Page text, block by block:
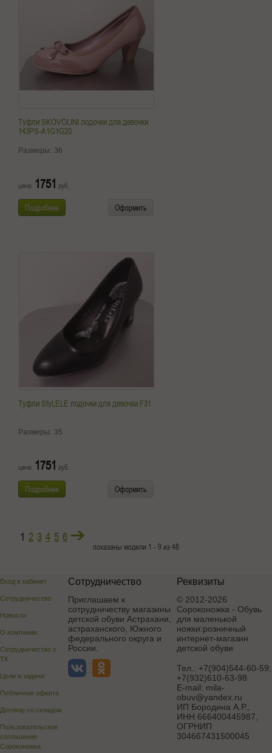
Туфли SKOVOLINI лодочки для девочки
143PS-A1G1G20
Размеры: 36
цена: 1751 руб.
Подробнее Оформить
Туфли StyLELE лодочки для девочки F31
Размеры: 35
цена: 1751 руб.
Подробнее Оформить
1 2 3 4 5 6
показаны модели 1 - 9 из 48
Вход в кабинет
Сотрудничество
Новости
О компании
Сотрудничество с
ТК
Цели и задачи
Публичная оферта
Договор со складом
Пользовательское
соглашение
Сороконожка
Сотрудничество
Приглашаем к
сотрудничеству магазины
детской обуви Астрахани,
астраханского, Южного
федерального округа и
России.
Реквизиты
© 2012-2026
Сороконожка - Обувь
для маленькой
ножки:розничный
интернет-магазин
детской обуви
Тел.: +7(904)544-60-59;
+7(932)610-63-98
E-mail: mila-
obuv@yandex.ru
ИП Бородина А.Р.
ИНН 666400445987,
ОГРНИП
304667431500045